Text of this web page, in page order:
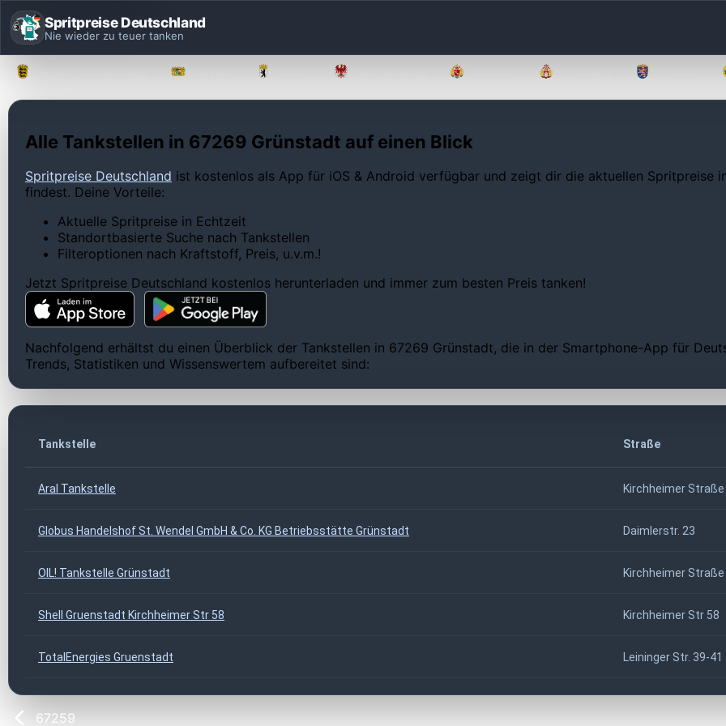
Spritpreise Deutschland
Nie wieder zu teuer tanken
Alle Tankstellen in 67269 Grünstadt auf einen Blick
Spritpreise Deutschland ist kostenlos als App für iOS & Android verfügbar und zeigt dir die aktuellen Spritpreise
findest. Deine Vorteile:
Aktuelle Spritpreise in Echtzeit
Standortbasierte Suche nach Tankstellen
Filteroptionen nach Kraftstoff, Preis, u.v.m.!
Jetzt Spritpreise Deutschland kostenlos herunterladen und immer zum besten Preis tanken!
Nachfolgend erhältst du einen Überblick der Tankstellen in 67269 Grünstadt, die in der Smartphone-App für
Trends, Statistiken und Wissenswertem aufbereitet sind:
Tankstelle Straße
Aral Tankstelle Kirchheimer Straße
Globus Handelshof St. Wendel GmbH & Co. KG Betriebsstätte Grünstadt Daimlerstr. 23
OIL! Tankstelle Grünstadt Kirchheimer Straße
Shell Gruenstadt Kirchheimer Str 58 Kirchheimer Str 58
TotalEnergies Gruenstadt Leininger Str. 39-41
67259